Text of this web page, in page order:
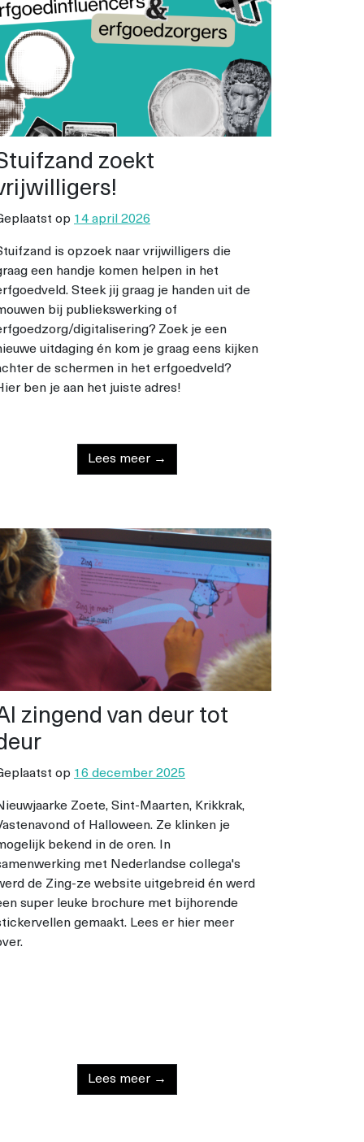
zoekt
op 14 april 2026
is opzoek naar vrijwilligers die
een handje komen helpen in het
Steek jij graag je handen uit de
bij publiekswerking of
digitalisering? Zoek je een
uitdaging én kom je graag eens kijken
de schermen in het erfgoedveld?
ben je aan het juiste adres!
Lees meer →
zingend van deur tot
op 16 december 2025
Zoete, Sint-Maarten, Krikkrak,
of Halloween. Ze klinken je
bekend in de oren. In
met Nederlandse collega's
de Zing-ze website uitgebreid én werd
super leuke brochure met bijhorende
gemaakt. Lees er hier meer
Lees meer →